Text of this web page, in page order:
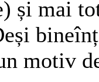
și mai
motiv